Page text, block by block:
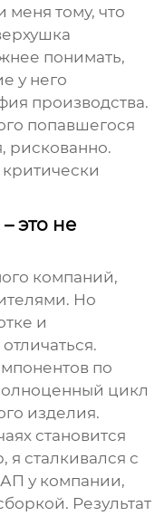
меня тому, что
понимать,
у него
производства.
попавшегося
рискованно.
это не
компаний,
Но
и
по
цикл
изделия.
становится
сталкивался с
у компании,
Результат